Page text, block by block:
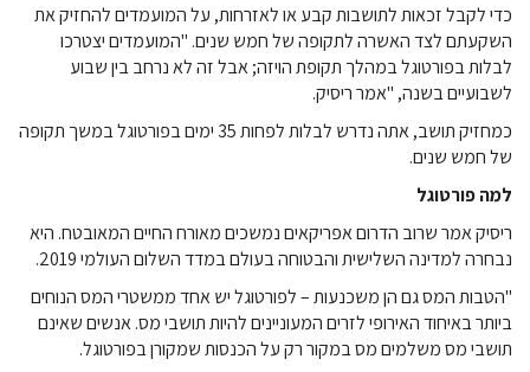
כדי לקבל זכאות לתושבות קבע או לאזרחות, על המועמדים להחזיק את
השקעתם לצד האשרה לתקופה של חמש שנים. "המועמדים יצטרכו
לבלות בפורטוגל במהלך תקופת הויזה; אבל זה לא נרחב בין שבוע
לשבועיים בשנה, "אמר ריסיק.
כמחזיק תושב, אתה נדרש לבלות לפחות 35 ימים בפורטוגל במשך תקופה
של חמש שנים.
למה פורטוגל
ריסיק אמר שרוב הדרום אפריקאים נמשכים מאורח החיים המאובטח. היא
נבחרה למדינה השלישית והבטוחה בעולם במדד השלום העולמי 2019.
"הטבות המס גם הן משכנעות – לפורטוגל יש אחד ממשטרי המס הנוחים
ביותר באיחוד האירופי לזרים המעוניינים להיות תושבי מס. אנשים שאינם
תושבי מס משלמים מס במקור רק על הכנסות שמקורן בפורטוגל.